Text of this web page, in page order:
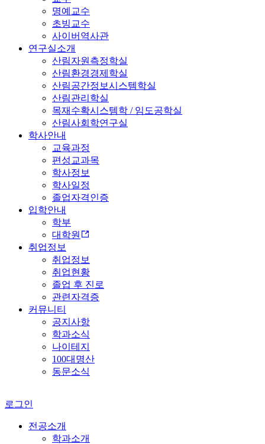
명예교수
초빙교수
사이버역사관
연구실소개
산림자원측정학실
산림환경경제학실
산림공간정보시스템학실
산림관리학실
목재수확시스템학 / 임도공학실
산림사회학연구실
학사안내
교육과정
편성교과목
학사정보
학사일정
졸업자격인증
입학안내
학부
대학원
취업정보
취업정보
취업현황
졸업 후 진로
관련자격증
커뮤니티
공지사항
학과소식
나이테지
100대명산
동문소식
로그인
전공소개
학과소개